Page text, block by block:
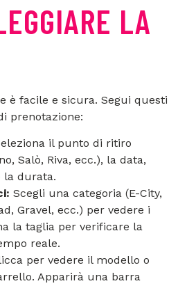
LA
è facile e sicura. Segui questi
prenotazione:
il punto di ritiro
Salò, Riva, ecc.), la data,
la durata.
Scegli una categoria (E-City,
Gravel, ecc.) per vedere i
la taglia per verificare la
reale.
per vedere il modello o
Apparirà una barra